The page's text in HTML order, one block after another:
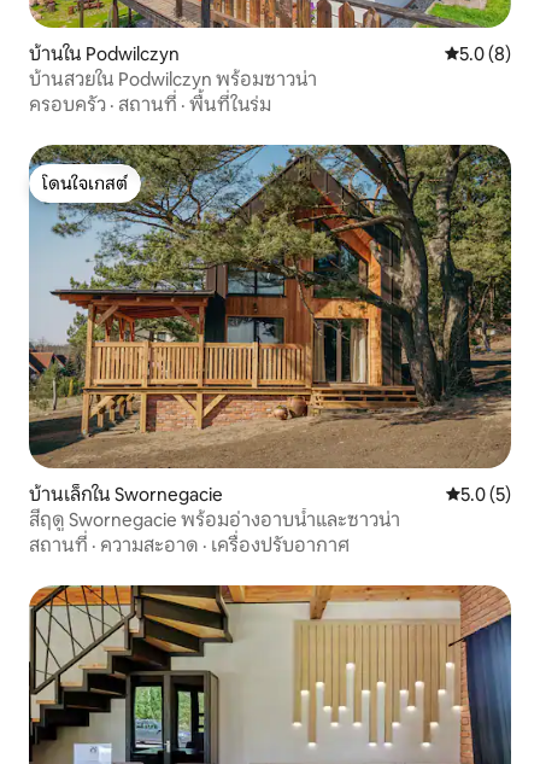
บ้านใน Podwilczyn คะแนนเฉลี่
5.0 (8)
บ้านสวยใน Podwilczyn พร้อมซาวน่า
ครอบครัว · สถานที่ · พื้นที่ในร่ม
โดนใจเกสต์
โดนใจเกสต์
บ้านเล็กใน Swornegacie คะแนนเฉลี่
5.0 (5)
สี่ฤดู Swornegacie พร้อมอ่างอาบน้ำและซาวน่า
สถานที่ · ความสะอาด · เครื่องปรับอากาศ